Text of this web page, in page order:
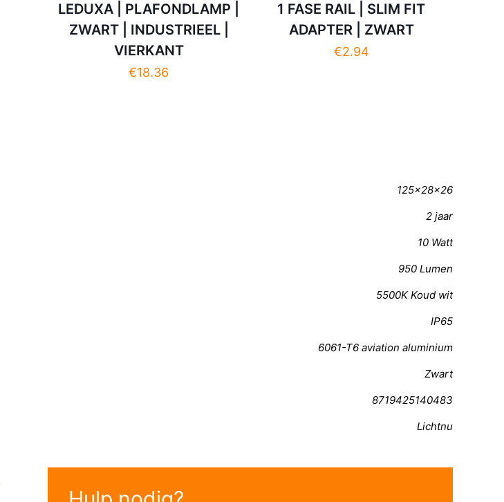
LEDUXA | PLAFONDLAMP |
ZWART | INDUSTRIEEL |
VIERKANT
€18.36
1 FASE RAIL | SLIM FIT
ADAPTER | ZWART
€2.94
125x28x26
2 jaar
10 Watt
950 Lumen
5500K Koud wit
IP65
6061-T6 aviation aluminium
Zwart
8719425140483
Lichtnu